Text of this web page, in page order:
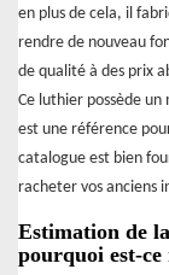
en plus de cela, il
rendre de nouveau
de qualité à des prix
Ce luthier possède un
est une référence
catalogue est bien
racheter vos anciens
Estimation de
pourquoi est-ce